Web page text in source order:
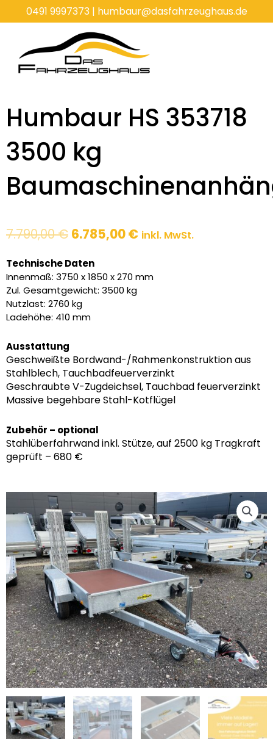
0491 9997373| humbaur@dasfahrzeughaus.de
Humbaur HS 353718
3500 kg
7.790,00€ Ursprünglicher
war:
7.790,00 €
6.785,00€Aktueller
6.785,00 €.
inkl. MwSt.
Technische Daten
Innenmaß: 3750 x 1850 x 270 mm
Zul. Gesamtgewicht: 3500 kg
Nutzlast: 2760 kg
Ladehöhe: 410 mm
Ausstattung
Geschweißte Bordwand-/Rahmenkonstruktion aus
Stahlblech, Tauchbadfeuerverzinkt
Geschraubte V-Zugdeichsel, Tauchbad feuerverzinkt
Massive begehbare Stahl-Kotflügel
Zubehör – optional
Stahlüberfahrwand inkl. Stütze, auf 2500 kg Tragkraft
geprüft – 680 €